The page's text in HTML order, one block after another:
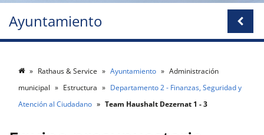
Ayuntamiento
Rathaus & Service Ayuntamiento
Administración
municipal
Estructura
Departamento 2 - Finanzas, Seguridad y
Atención al Ciudadano
Team Haushalt Dezernat 1 - 3